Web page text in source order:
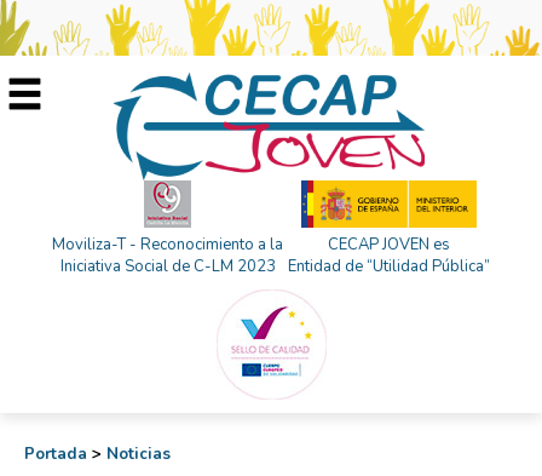
Moviliza-T - Reconocimiento a la
Iniciativa Social de C-LM 2023
CECAP JOVEN es
Entidad de “Utilidad Pública”
Portada > Noticias